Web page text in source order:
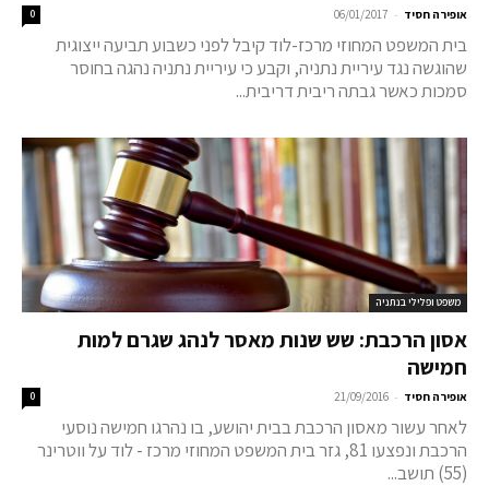
אופירה חסיד -
06/01/2017
0
בית המשפט המחוזי מרכז-לוד קיבל לפני כשבוע תביעה ייצוגית
שהוגשה נגד עיריית נתניה, וקבע כי עיריית נתניה נהגה בחוסר
סמכות כאשר גבתה ריבית דריבית...
משפט ופלילי בנתניה
אסון הרכבת: שש שנות מאסר לנהג שגרם למות
חמישה
אופירה חסיד -
21/09/2016
0
לאחר עשור מאסון הרכבת בבית יהושע, בו נהרגו חמישה נוסעי
הרכבת ונפצעו 81, גזר בית המשפט המחוזי מרכז - לוד על ווטרינר
(55) תושב...